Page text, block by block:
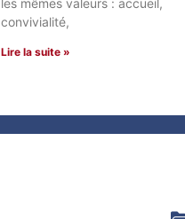
les mêmes valeurs : accueil,
convivialité,
Lire la suite »